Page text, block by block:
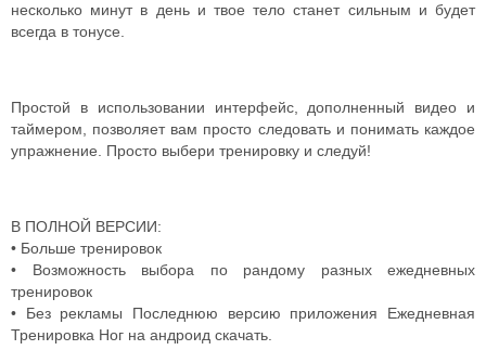
несколько минут в день и твое тело станет сильным и будет
всегда в тонусе.
Простой в использовании интерфейс, дополненный видео и
таймером, позволяет вам просто следовать и понимать каждое
упражнение. Просто выбери тренировку и следуй!
В ПОЛНОЙ ВЕРСИИ:
• Больше тренировок
• Возможность выбора по рандому разных ежедневных
тренировок
• Без рекламы Последнюю версию приложения Ежедневная
Тренировка Ног на андроид скачать.